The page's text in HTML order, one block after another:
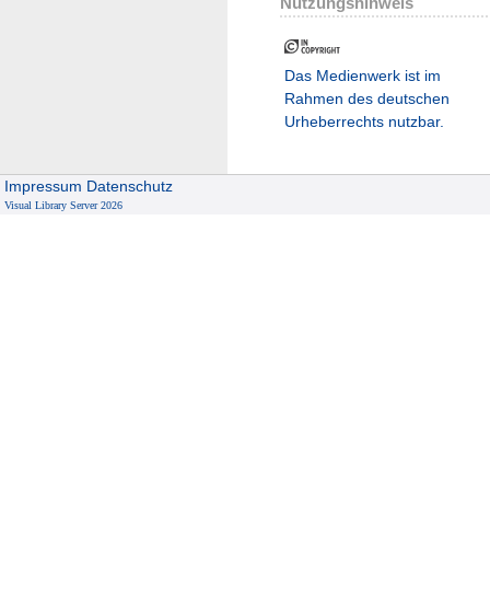
Das Medienwerk ist im
Rahmen des deutschen
Urheberrechts nutzbar.
Impressum Datenschutz
Visual Library Server 2026